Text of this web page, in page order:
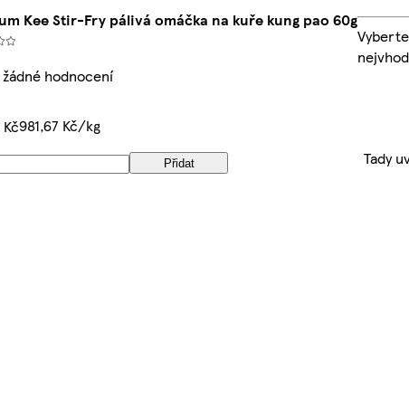
Kee Stir-Fry pálivá omáčka na kuře kung pao 60g
hodnocení
981,67 Kč/kg
Přidat
Tady